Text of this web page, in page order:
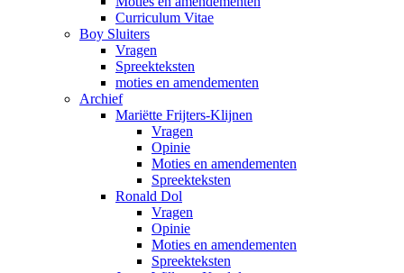
Curriculum Vitae
Boy Sluiters
Vragen
Spreekteksten
moties en amendementen
Archief
Mariëtte Frijters-Klijnen
Vragen
Opinie
Moties en amendementen
Spreekteksten
Ronald Dol
Vragen
Opinie
Moties en amendementen
Spreekteksten